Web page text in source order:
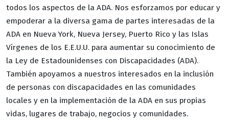
todos los aspectos de la ADA. Nos esforzamos por educar y
empoderar a la diversa gama de partes interesadas de la
ADA en Nueva York, Nueva Jersey, Puerto Rico y las Islas
Vírgenes de los E.E.U.U. para aumentar su conocimiento de
la Ley de Estadounidenses con Discapacidades (ADA).
También apoyamos a nuestros interesados en la inclusión
de personas con discapacidades en las comunidades
locales y en la implementación de la ADA en sus propias
vidas, lugares de trabajo, negocios y comunidades.